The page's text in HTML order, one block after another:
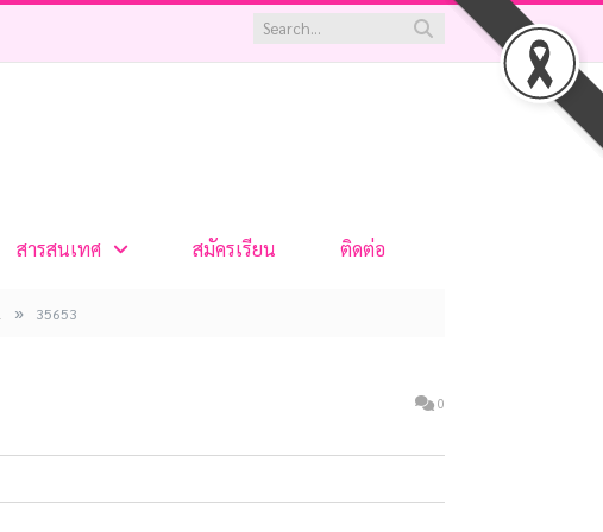
สารสนเทศ สมัครเรียน ติดต่อ
» 35653
0